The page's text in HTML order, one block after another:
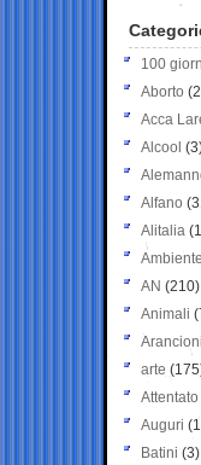
100
Aborto
Acca
Alcool
Alfano
Alitalia
Ambiente
AN (210)
Animali
Arancioni
arte
Attentato
Auguri
Batini (3)